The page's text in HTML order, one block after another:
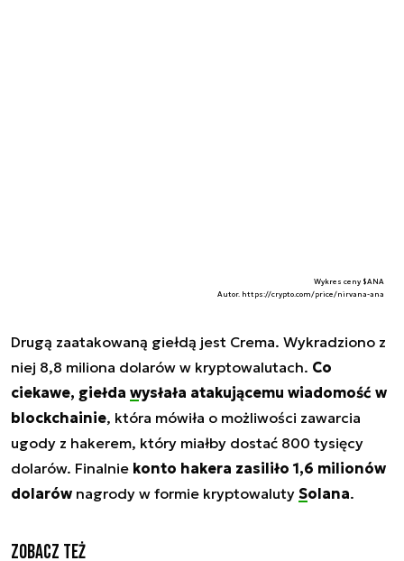
Wykres ceny $ANA
Autor. https://crypto.com/price/nirvana-ana
Drugą zaatakowaną giełdą jest Crema. Wykradziono z
niej 8,8 miliona dolarów w kryptowalutach. Co
ciekawe, giełda wysłała atakującemu wiadomość w
blockchainie, która mówiła o możliwości zawarcia
ugody z hakerem, który miałby dostać 800 tysięcy
dolarów. Finalnie konto hakera zasiliło 1,6 milionów
dolarów nagrody w formie kryptowaluty Solana.
Zobacz też